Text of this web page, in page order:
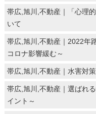
帯広,旭川,不動産｜「心理
いて
帯広,旭川,不動産｜2022年
コロナ影響緩む～
帯広,旭川,不動産｜水害対
帯広,旭川,不動産｜選ばれ
イント～